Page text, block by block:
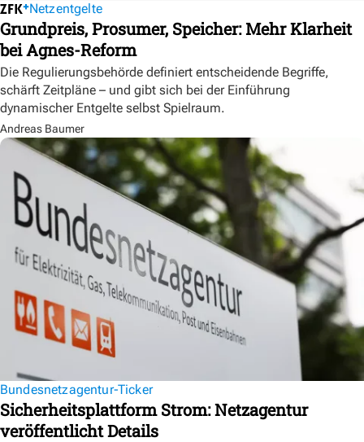
Netzentgelte
Grundpreis, Prosumer, Speicher: Mehr Klarheit
bei Agnes-Reform
Die Regulierungsbehörde definiert entscheidende Begriffe,
schärft Zeitpläne – und gibt sich bei der Einführung
dynamischer Entgelte selbst Spielraum.
Andreas Baumer
Bundesnetzagentur-Ticker
Sicherheitsplattform Strom: Netzagentur
veröffentlicht Details